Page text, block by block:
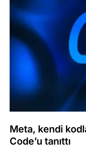
Meta, kendi
Code’u tanıttı